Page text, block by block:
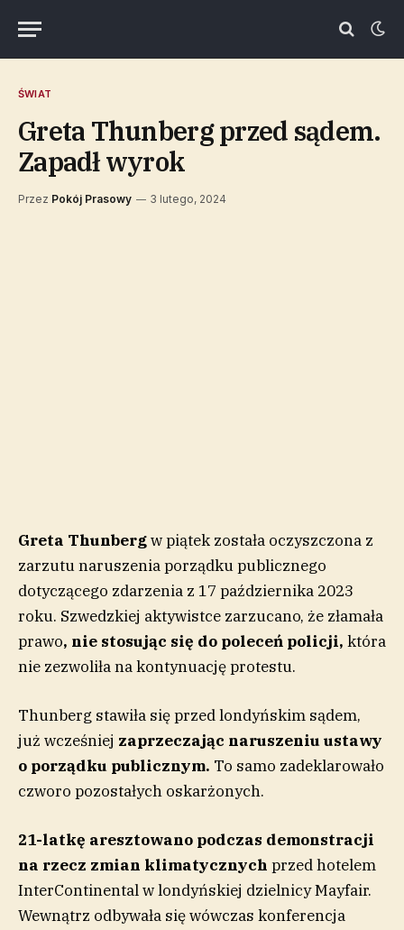
ŚWIAT
Greta Thunberg przed sądem.
Zapadł wyrok
Przez Pokój Prasowy 3 lutego, 2024
Greta Thunbergw piątek została oczyszczona z
zarzutu naruszenia porządku publicznego
dotyczącego zdarzenia z 17 października 2023
roku. Szwedzkiej aktywistce zarzucano, że złamała
prawo, nie stosując się do poleceń policji, która
nie zezwoliła na kontynuację protestu.
Thunberg stawiła się przed londyńskim sądem,
już wcześniej zaprzeczając naruszeniu ustawy
o porządku publicznym. To samo zadeklarowało
czworo pozostałych oskarżonych.
21-latkę aresztowano podczas demonstracji
na rzecz zmian klimatycznych przed hotelem
InterContinental w londyńskiej dzielnicy Mayfair.
Wewnątrz odbywała się wówczas konferencja